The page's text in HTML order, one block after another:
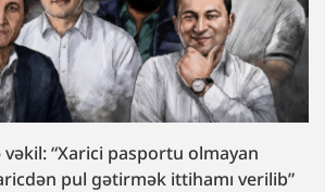
vəkil: “Xarici pasportu olmayan
pul gətirmək ittihamı verilib”